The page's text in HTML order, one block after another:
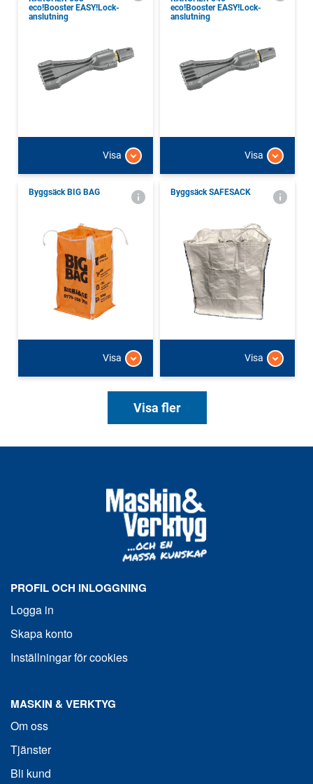
eco!Booster EASY!Lock-
anslutning
Visa
eco!Booster EASY!Lock-
anslutning
Visa
Byggsäck BIG BAG
Visa
Byggsäck SAFESACK
Visa
Visa fler
PROFIL OCH INLOGGNING
Logga in
Skapa konto
Inställningar för cookies
MASKIN & VERKTYG
Om oss
Tjänster
Bli kund